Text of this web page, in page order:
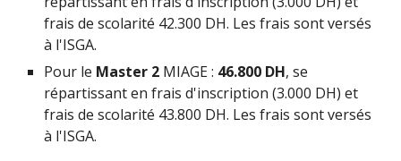
frais de scolarité 42.300 DH. Les frais sont versés
à l'ISGA.
Pour le Master 2 MIAGE : 46.800 DH, se
répartissant en frais d'inscription (3.000 DH) et
frais de scolarité 43.800 DH. Les frais sont versés
à l'ISGA.